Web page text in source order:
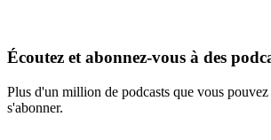
Écoutez et abonnez-vous à des
Plus d'un million de podcasts que vous
s'abonner.